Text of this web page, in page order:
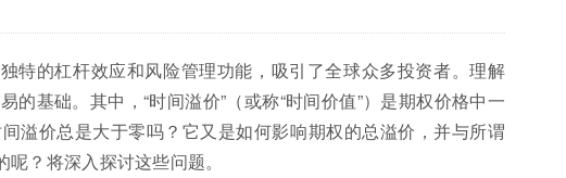
特的杠杆效应和风险管理功能，吸引了全球众多投资者。理解
的基础。其中，“时间溢价”（或称“时间价值”）是期权价格中一
溢价总是大于零吗？它又是如何影响期权的总溢价，并与所谓
？将深入探讨这些问题。